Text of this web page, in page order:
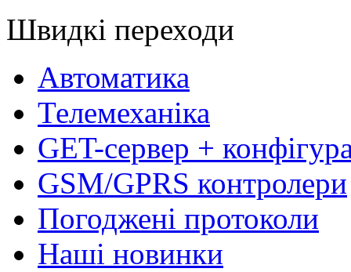
Швидкі переходи
Автоматика
Телемеханіка
GET-сервер +
GSM/GPRS контролери
Погоджені протоколи
Наші новинки